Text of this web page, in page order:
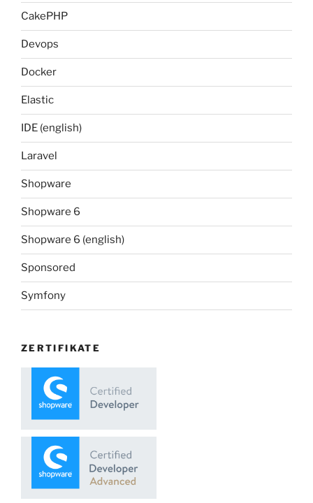
CakePHP
Devops
Docker
Elastic
IDE (english)
Laravel
Shopware
Shopware 6
Shopware 6 (english)
Sponsored
Symfony
ZERTIFIKATE